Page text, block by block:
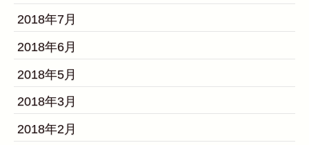
2018年7月
2018年6月
2018年5月
2018年3月
2018年2月